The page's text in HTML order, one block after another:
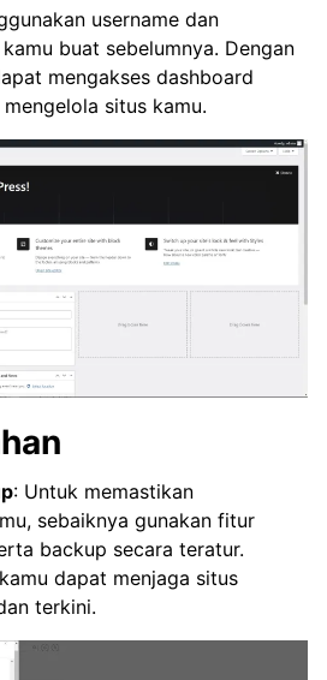
username dan
buat sebelumnya. Dengan
mengakses dashboard
situs kamu.
: Untuk memastikan
sebaiknya gunakan fitur
backup secara teratur.
dapat menjaga situs
terkini.